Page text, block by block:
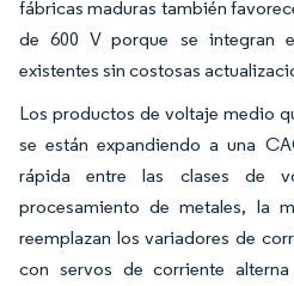
fábricas maduras también
de 600 V porque se integran
existentes sin costosas
Los productos de voltaje medio
se están expandiendo a una
rápida entre las clases de
procesamiento de metales, la
reemplazan los variadores de
con servos de corriente